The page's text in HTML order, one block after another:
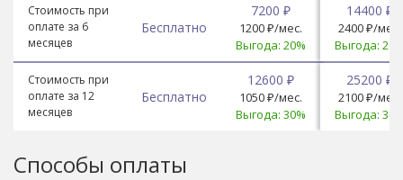
Стоимость при
оплате за 6
месяцев
Бесплатно
7200 ₽
1200 ₽/мес.
Выгода: 20%
14400 ₽
2400 ₽/мес.
Выгода:
Стоимость при
оплате за 12
месяцев
Бесплатно
12600 ₽
1050 ₽/мес.
Выгода: 30%
25200 ₽
2100 ₽/мес.
Выгода:
Способы оплаты